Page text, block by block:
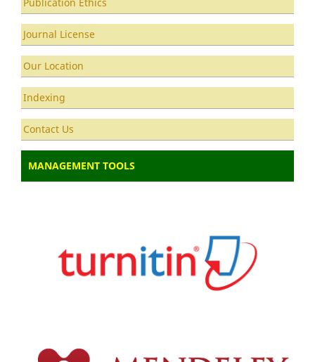
Journal License
Our Location
Indexing
Contact Us
MANAGEMENT TOOLS